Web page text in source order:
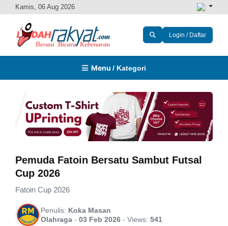
Kamis, 06 Aug 2026
Login / Daftar
Menu / Kategori
Pemuda Fatoin Bersatu Sambut Futsal
Cup 2026
Fatoin Cup 2026
Penulis: Koka Masan
Olahraga - 03 Feb 2026 - Views: 541